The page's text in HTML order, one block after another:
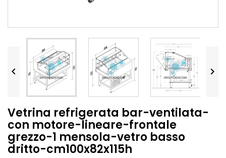
 
Vetrina refrigerata bar-ventilata-
con motore-lineare-frontale
grezzo-1 mensola-vetro basso
dritto-cm100x82x115h